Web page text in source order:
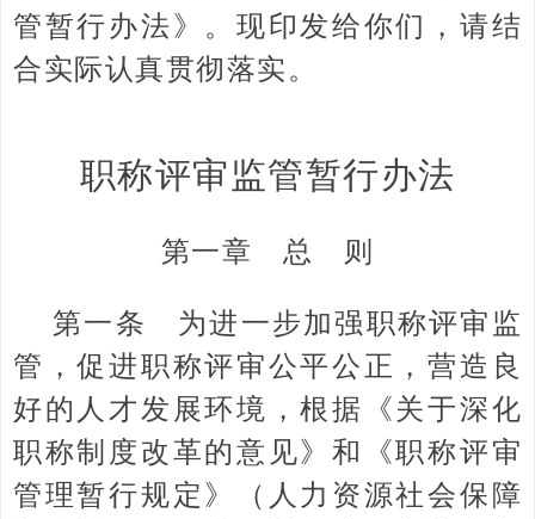
管暂行办法》。现印发给你们，请结
合实际认真贯彻落实。
职称评审监管暂行办法
第一章 总 则
第一条 为进一步加强职称评审监
管，促进职称评审公平公正，营造良
好的人才发展环境，根据《关于深化
职称制度改革的意见》和《职称评审
管理暂行规定》（人力资源社会保障